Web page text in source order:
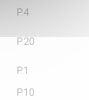
P.4
P.20
P.1
P.10